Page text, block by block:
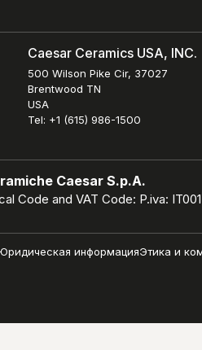
Caesar Ceramics USA, INC.
500 Wilson Pike Cir, 37027
Brentwood TN
USA
Tel: +1 (615) 986-1500
Caesar S.p.A.
Code and VAT Code: P.iva:
информацияЭтика и